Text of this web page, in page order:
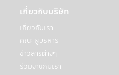
ภายนอกเพื่อวัตถุประสงค์
ปราศจากความยินยอมของ
กับบุคคลภายนอก
เพื่อวัตถุประสงค์ทางธุรกิ
ที่กฎหมายกำหนดหรืออนุญ
เกี่ยวกับบริษัท
เกี่ยวกับเรา
คณะผู้บริหาร
ข่าวสารต่างๆ
ร่วมงานกับเรา